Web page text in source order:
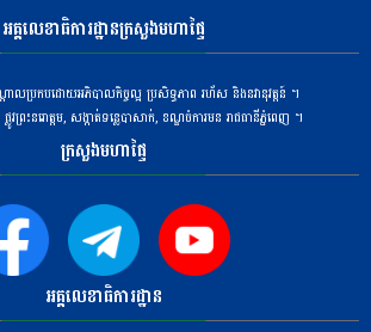
អគ្គលេខាធិការដ្ឋានក្រសួងមហាផ្ទៃ
ណ្តាលប្រកបដោយអភិបាលកិច្ចល្អ ប្រសិទ្ធភាព រហ័ស និងនវានុវត្តន៍ ។
ព្រះនរោត្តម, សង្កាត់ទន្លេបាសាក់, ខណ្ឌចំការមន រាជធានីភ្នំពេញ ។
ក្រសួងមហាផ្ទៃ
អគ្គលេខាធិការដ្ឋាន